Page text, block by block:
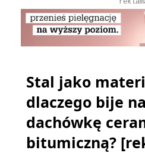
Stal jako
dlaczego bije
dachówkę
bitumiczną?